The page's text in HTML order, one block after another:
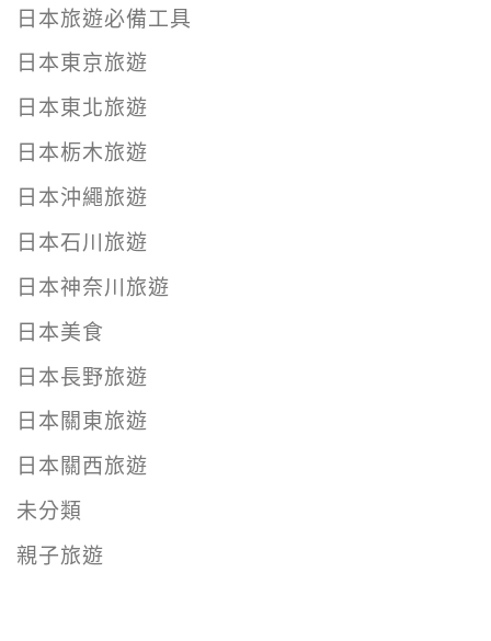
日本旅遊必備工具
日本東京旅遊
日本東北旅遊
日本栃木旅遊
日本沖繩旅遊
日本石川旅遊
日本神奈川旅遊
日本美食
日本長野旅遊
日本關東旅遊
日本關西旅遊
未分類
親子旅遊